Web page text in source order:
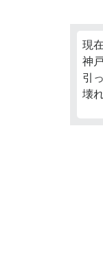
現
神
引
壊